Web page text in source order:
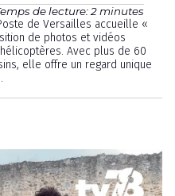
de lecture: 2 minutes
de Versailles accueille «
de photos et vidéos
Avec plus de 60
elle offre un regard unique